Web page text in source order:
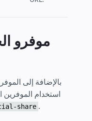
موفرو
بالإضافة إلى
استخدام الموفرين
share .